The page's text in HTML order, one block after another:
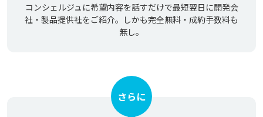
コンシェルジュに希望内容を話すだけで最短翌日に開発会
社・製品提供社をご紹介。しかも完全無料・成約手数料も
無し。
さらに